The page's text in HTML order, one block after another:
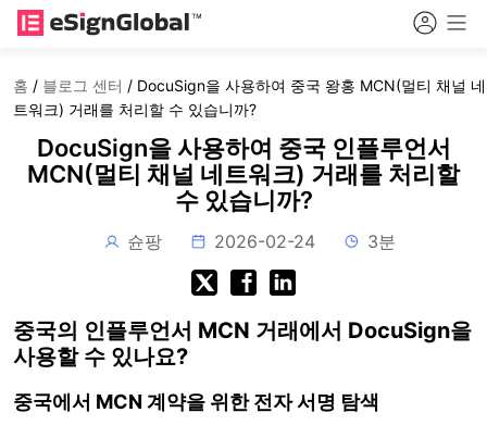
홈 / 블로그 센터 / DocuSign을 사용하여 중국 왕홍 MCN(멀티 채널 네
트워크) 거래를 처리할 수 있습니까?
DocuSign을 사용하여 중국 인플루언서
MCN(멀티 채널 네트워크) 거래를 처리할
수 있습니까?
슌팡 2026-02-24 3분
중국의 인플루언서 MCN 거래에서 DocuSign을
사용할 수 있나요?
중국에서 MCN 계약을 위한 전자 서명 탐색